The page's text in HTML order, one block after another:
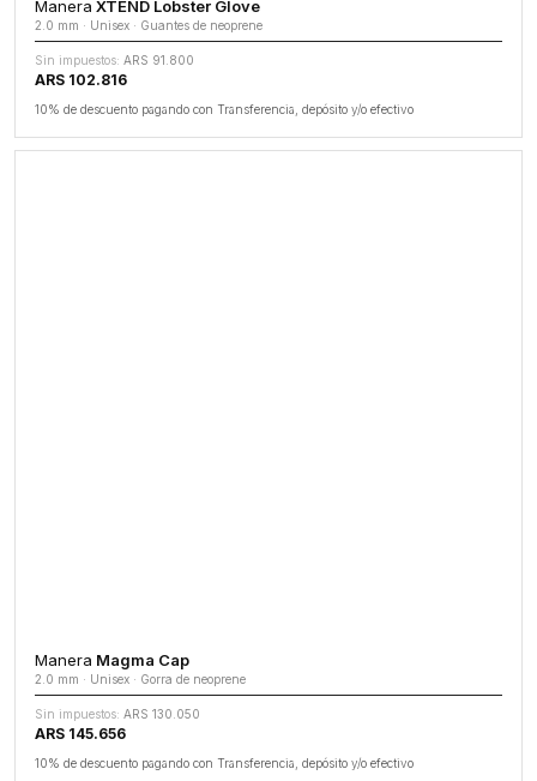
Manera XTEND Lobster Glove
2.0 mm · Unisex · Guantes de neoprene
Sin impuestos: ARS 91.800
ARS 102.816
10% de descuento pagando con Transferencia, depósito y/o efectivo
Manera Magma Cap
2.0 mm · Unisex · Gorra de neoprene
Sin impuestos: ARS 130.050
ARS 145.656
10% de descuento pagando con Transferencia, depósito y/o efectivo